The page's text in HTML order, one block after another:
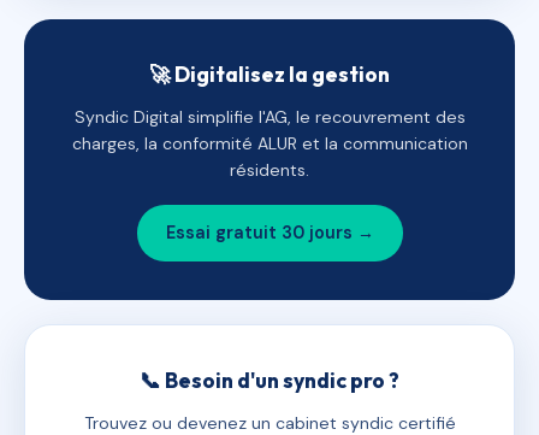
🚀 Digitalisez la gestion
Syndic Digital simplifie l'AG, le recouvrement des
charges, la conformité ALUR et la communication
résidents.
Essai gratuit 30 jours →
📞 Besoin d'un syndic pro ?
Trouvez ou devenez un cabinet syndic certifié